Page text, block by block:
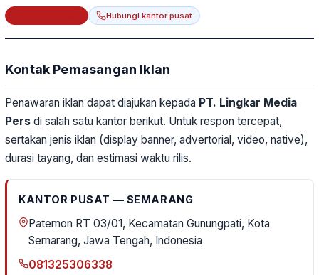
Hubungi kantor pusat
Kontak Pemasangan Iklan
Penawaran iklan dapat diajukan kepada PT. Lingkar Media
Pers di salah satu kantor berikut. Untuk respon tercepat,
sertakan jenis iklan (display banner, advertorial, video, native),
durasi tayang, dan estimasi waktu rilis.
KANTOR PUSAT — SEMARANG
Patemon RT 03/01, Kecamatan Gunungpati, Kota
Semarang, Jawa Tengah, Indonesia
081325306338